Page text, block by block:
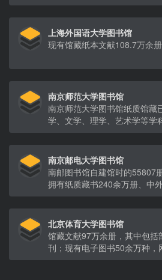
上海外国语大学图书馆
现有馆藏纸本文献108.7万余册
南京师范大学图书馆
南京师范大学图书馆纸质馆藏
学、文学、理学、艺术学等学
南京邮电大学图书馆
南邮图书馆自建馆时的55807
拥有纸质藏书240余万册、中
书82余万册
北京体育大学图书馆
馆藏文献97万余册，其中包括
刊；现有电子图书50余万种，